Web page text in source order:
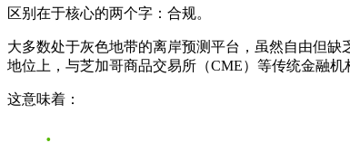
区别在于核心的两个字： 合规。
大多数处于灰色地带的离岸预测平台，虽然自由但缺
地位上，与芝加哥商品交易所（CME）等传统金融机
这意味着：